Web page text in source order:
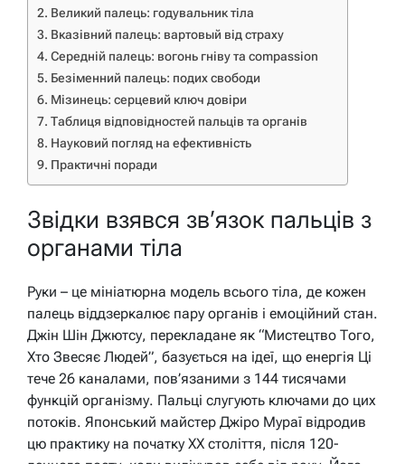
Великий палець: годувальник тіла
Вказівний палець: вартовый від страху
Середній палець: вогонь гніву та compassion
Безіменний палець: подих свободи
Мізинець: серцевий ключ довіри
Таблиця відповідностей пальців та органів
Науковий погляд на ефективність
Практичні поради
Звідки взявся зв’язок пальців з
органами тіла
Руки – це мініатюрна модель всього тіла, де кожен
палець віддзеркалює пару органів і емоційний стан.
Джін Шін Джютсу, перекладане як “Мистецтво Того,
Хто Звесяє Людей”, базується на ідеї, що енергія Ці
тече 26 каналами, пов’язаними з 144 тисячами
функцій організму. Пальці слугують ключами до цих
потоків. Японський майстер Джіро Мураї відродив
цю практику на початку XX століття, після 120-